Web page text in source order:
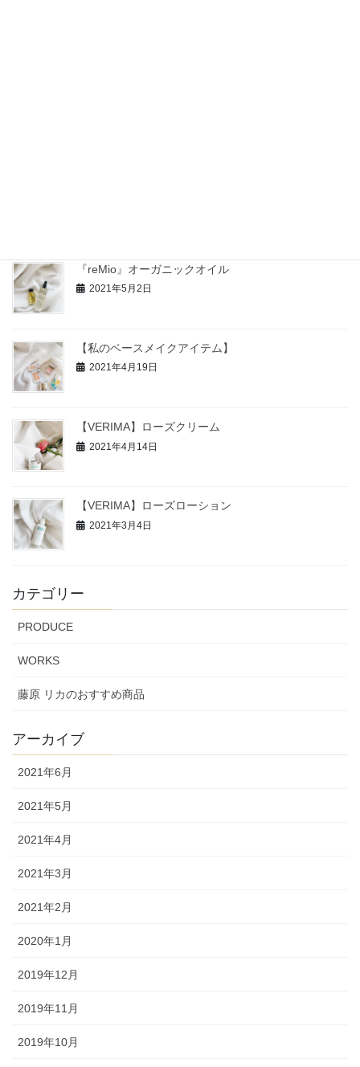
『reMio』オーガニックオイル
2021年5月2日
【私のベースメイクアイテム】
2021年4月19日
【VERIMA】ローズクリーム
2021年4月14日
【VERIMA】ローズローション
2021年3月4日
カテゴリー
PRODUCE
WORKS
藤原 リカのおすすめ商品
アーカイブ
2021年6月
2021年5月
2021年4月
2021年3月
2021年2月
2020年1月
2019年12月
2019年11月
2019年10月